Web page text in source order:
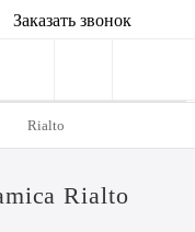
Заказать звонок
Rialto
Rialto